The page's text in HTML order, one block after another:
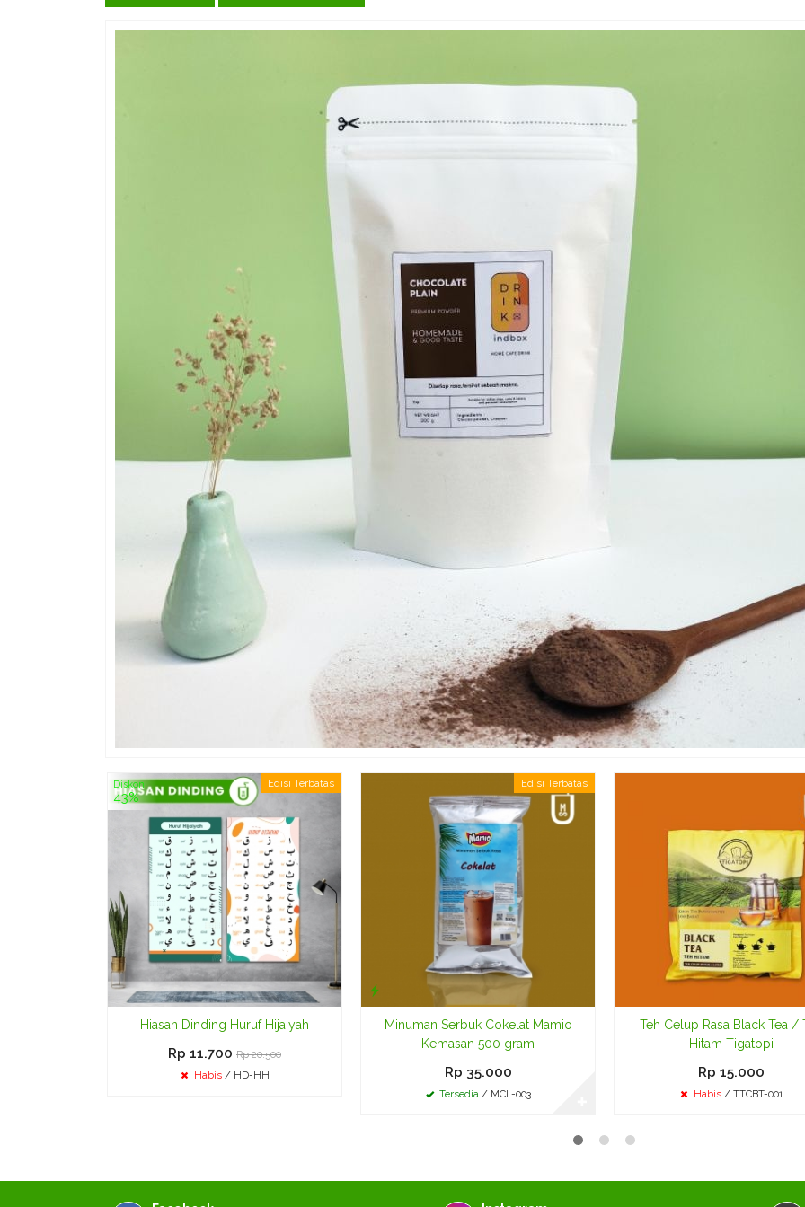
Edisi Terbatas
Diskon
43%
Hiasan Dinding Huruf Hijaiyah
Rp 11.700 Rp 20.500
Habis/ HD-HH
Edisi Terbatas
Minuman Serbuk Cokelat Mamio
Kemasan 500 gram
Rp 35.000
Tersedia/ MCL-003
Teh Celup Rasa Black Tea /
Hitam Tigatopi
Rp 15.000
Habis/ TTCBT-001